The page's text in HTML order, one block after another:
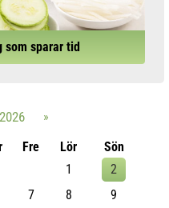
som sparar tid
»
Fre Lör
Sön
1
2
7 8
9